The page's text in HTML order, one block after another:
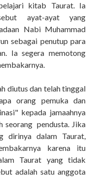
kitab Taurat. Ia
ayat-ayat yang
Nabi Muhammad
sebagai penutup para
Ia segera memotong
dan telah tinggal
orang pemuka dan
kepada jamaahnya
seorang pendusta. Jika
dirinya dalam Taurat,
karena itu
Taurat yang tidak
adalah satu anggota